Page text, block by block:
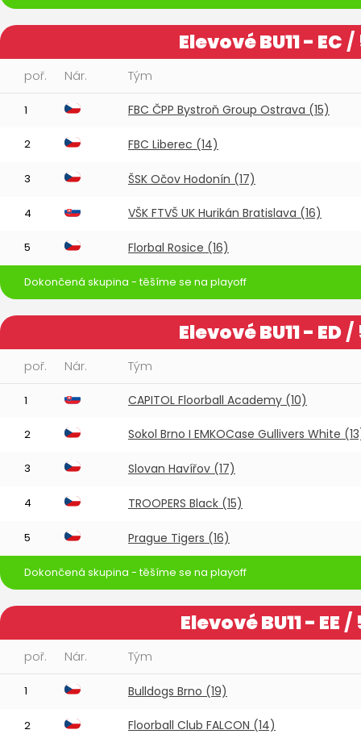
Elevové BU11 - EC /
poř. Nár. Tým
1 FBC ČPP Bystroň Group Ostrava (15)
2 FBC Liberec (14)
3 ŠSK Očov Hodonín (17)
4 VŠK FTVŠ UK Hurikán Bratislava (16)
5 Florbal Rosice (16)
Dokončená skupina - těšíme se na playoff
Elevové BU11 - ED/
poř. Nár. Tým
1 CAPITOL Floorball Academy (10)
2 Sokol Brno I EMKOCase Gullivers White
3 Slovan Havířov (17)
4 TROOPERS Black (15)
5 Prague Tigers (16)
Dokončená skupina - těšíme se na playoff
Elevové BU11 - EE /
poř. Nár. Tým
1 Bulldogs Brno (19)
2 Floorball Club FALCON (14)